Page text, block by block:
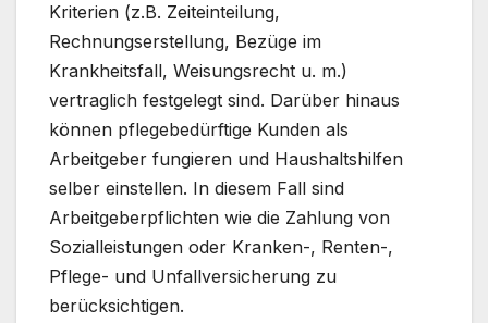
Kriterien (z.B. Zeiteinteilung,
Rechnungserstellung, Bezüge im
Krankheitsfall, Weisungsrecht u. m.)
vertraglich festgelegt sind. Darüber hinaus
können pflegebedürftige Kunden als
Arbeitgeber fungieren und Haushaltshilfen
selber einstellen. In diesem Fall sind
Arbeitgeberpflichten wie die Zahlung von
Sozialleistungen oder Kranken-, Renten-,
Pflege- und Unfallversicherung zu
berücksichtigen.